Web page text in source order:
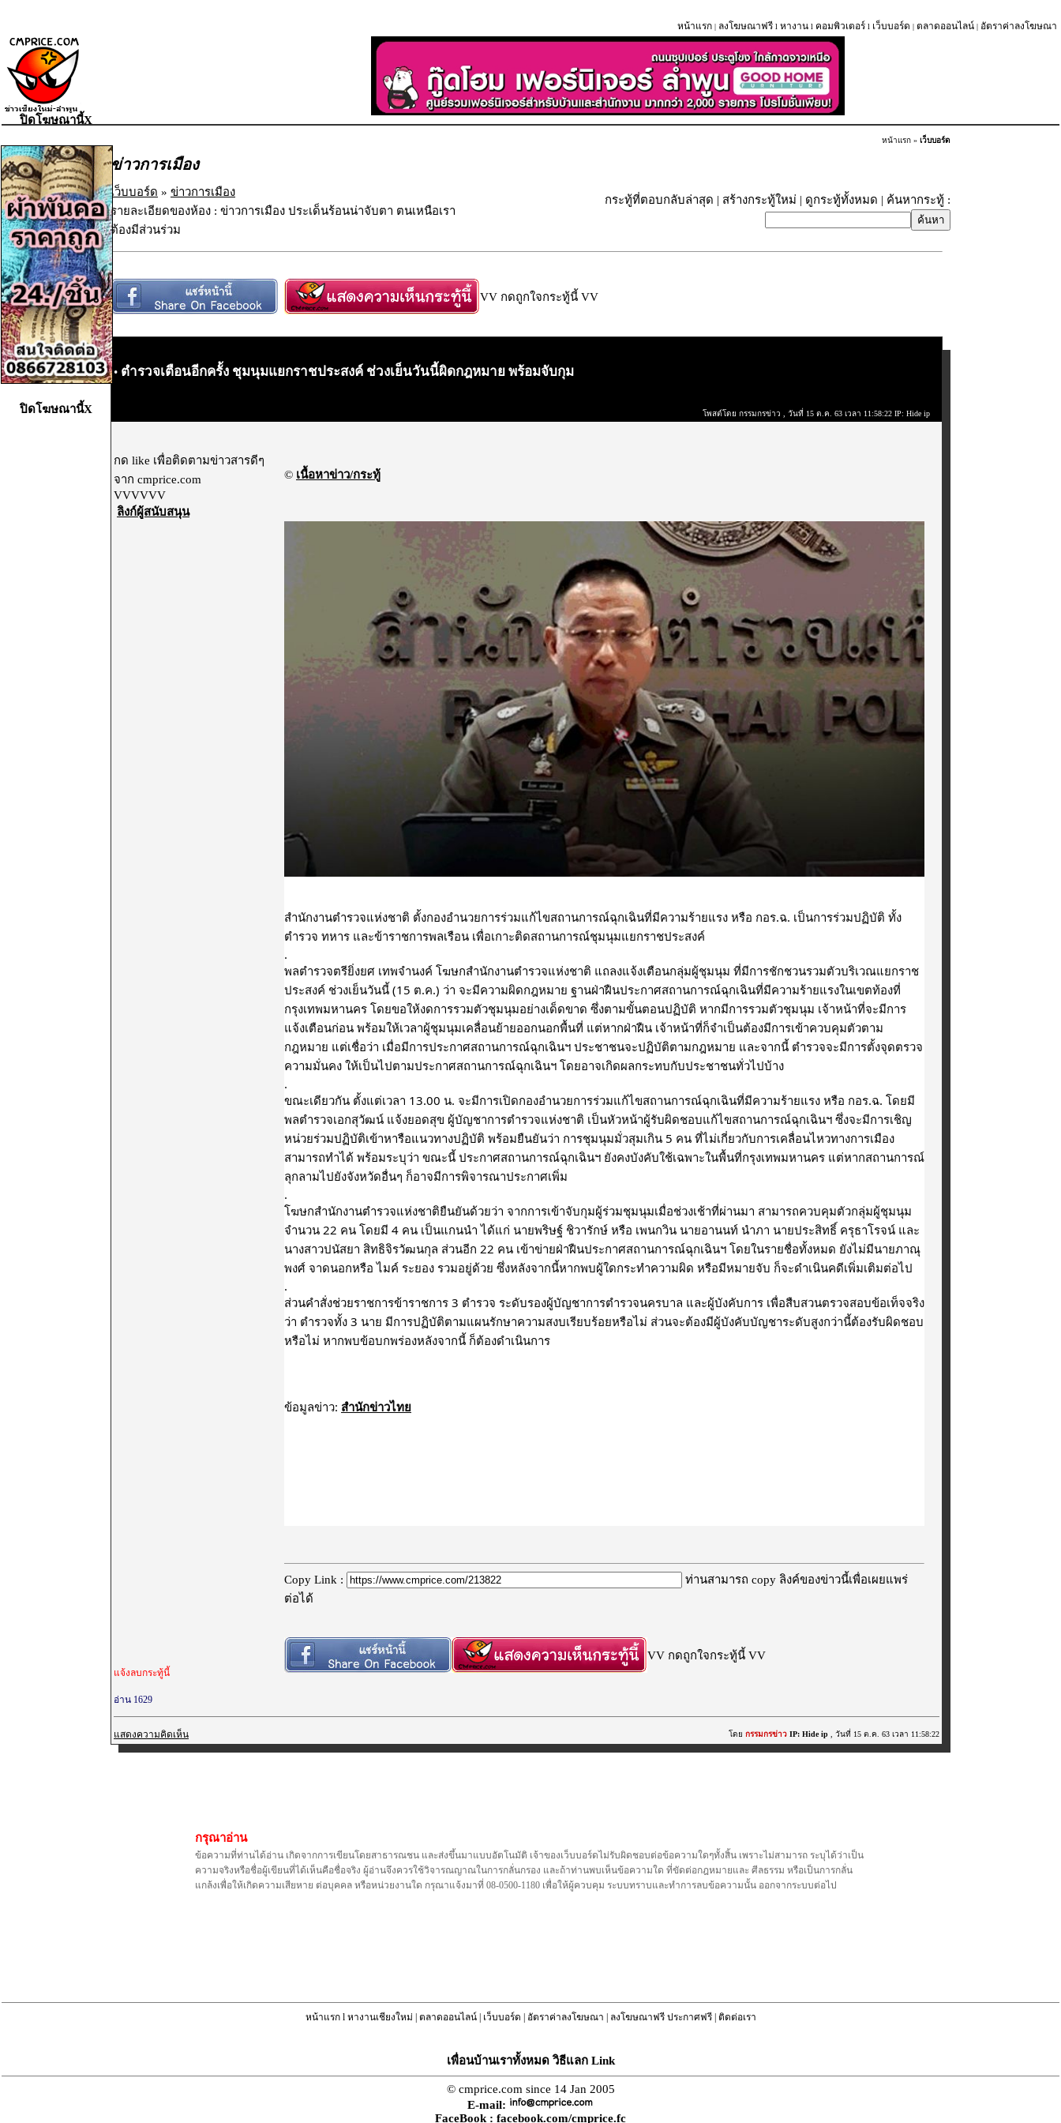
หน้าแรก | ลงโฆษณาฟรี l หางาน l คอมพิวเตอร์ l เว็บบอร์ด | ตลาดออนไลน์ | อัตราค่าลงโฆษณา
หน้าแรก » เว็บบอร์ด
ข่าวการเมือง
เว็บบอร์ด » ข่าวการเมือง
รายละเอียดของห้อง : ข่าวการเมือง ประเด็นร้อนน่าจับตา ตนเหนือเรา
ต้องมีส่วนร่วม
กระทู้ที่ตอบกลับล่าสุด | สร้างกระทู้ใหม่ | ดูกระทู้ทั้งหมด | ค้นหากระทู้ :
VV กดถูกใจกระทู้นี้ VV
• ตำรวจเตือนอีกครั้ง ชุมนุมแยกราชประสงค์ ช่วงเย็นวันนี้ผิดกฎหมาย พร้อมจับกุม
โพสต์โดย กรรมกรข่าว , วันที่ 15 ต.ค. 63 เวลา 11:58:22 IP: Hide ip
กด like เพื่อติดตามข่าวสารดีๆ
จาก cmprice.com
VVVVVV
ลิงก์ผู้สนับสนุน
© เนื้อหาข่าว/กระทู้
สํานักงานตํารวจแห่งชาติ ตั้งกองอำนวยการร่วมแก้ไขสถานการณ์ฉุกเฉินที่มีความร้ายแรง หรือ กอร.ฉ. เป็นการร่วมปฏิบัติ ทั้ง
ตำรวจ ทหาร และข้าราชการพลเรือน เพื่อเกาะติดสถานการณ์ชุมนุมแยกราชประสงค์
.
พลตำรวจตรียิ่งยศ เทพจำนงค์ โฆษกสำนักงานตำรวจแห่งชาติ แถลงแจ้งเตือนกลุ่มผู้ชุมนุม ที่มีการชักชวนรวมตัวบริเวณแยกราช
ประสงค์ ช่วงเย็นวันนี้ (15 ต.ค.) ว่า จะมีความผิดกฎหมาย ฐานฝ่าฝืนประกาศสถานการณ์ฉุกเฉินที่มีความร้ายแรงในเขตท้องที่
กรุงเทพมหานคร โดยขอให้งดการรวมตัวชุมนุมอย่างเด็ดขาด ซึ่งตามขั้นตอนปฏิบัติ หากมีการรวมตัวชุมนุม เจ้าหน้าที่จะมีการ
แจ้งเตือนก่อน พร้อมให้เวลาผู้ชุมนุมเคลื่อนย้ายออกนอกพื้นที่ แต่หากฝ่าฝืน เจ้าหน้าที่ก็จำเป็นต้องมีการเข้าควบคุมตัวตาม
กฎหมาย แต่เชื่อว่า เมื่อมีการประกาศสถานการณ์ฉุกเฉินฯ ประชาชนจะปฏิบัติตามกฎหมาย และจากนี้ ตำรวจจะมีการตั้งจุดตรวจ
ความมั่นคง ให้เป็นไปตามประกาศสถานการณ์ฉุกเฉินฯ โดยอาจเกิดผลกระทบกับประชาชนทั่วไปบ้าง
.
ขณะเดียวกัน ตั้งแต่เวลา 13.00 น. จะมีการเปิดกองอำนวยการร่วมแก้ไขสถานการณ์ฉุกเฉินที่มีความร้ายแรง หรือ กอร.ฉ. โดยมี
พลตำรวจเอกสุวัฒน์ แจ้งยอดสุข ผู้บัญชาการตำรวจแห่งชาติ เป็นหัวหน้าผู้รับผิดชอบแก้ไขสถานการณ์ฉุกเฉินฯ ซึ่งจะมีการเชิญ
หน่วยร่วมปฏิบัติเข้าหารือแนวทางปฏิบัติ พร้อมยืนยันว่า การชุมนุมมั่วสุมเกิน 5 คน ที่ไม่เกี่ยวกับการเคลื่อนไหวทางการเมือง
สามารถทำได้ พร้อมระบุว่า ขณะนี้ ประกาศสถานการณ์ฉุกเฉินฯ ยังคงบังคับใช้เฉพาะในพื้นที่กรุงเทพมหานคร แต่หากสถานการณ์
ลุกลามไปยังจังหวัดอื่นๆ ก็อาจมีการพิจารณาประกาศเพิ่ม
.
โฆษกสำนักงานตำรวจแห่งชาติยืนยันด้วยว่า จากการเข้าจับกุมผู้ร่วมชุมนุมเมื่อช่วงเช้าที่ผ่านมา สามารถควบคุมตัวกลุ่มผู้ชุมนุม
จำนวน 22 คน โดยมี 4 คน เป็นแกนนำ ได้แก่ นายพริษฐ์ ชิวารักษ์ หรือ เพนกวิน นายอานนท์ นำภา นายประสิทธิ์ ครุธาโรจน์ และ
นางสาวปนัสยา สิทธิจิรวัฒนกุล ส่วนอีก 22 คน เข้าข่ายฝ่าฝืนประกาศสถานการณ์ฉุกเฉินฯ โดยในรายชื่อทั้งหมด ยังไม่มีนายภาณุ
พงศ์ จาดนอกหรือ ไมค์ ระยอง รวมอยู่ด้วย ซึ่งหลังจากนี้หากพบผู้ใดกระทำความผิด หรือมีหมายจับ ก็จะดำเนินคดีเพิ่มเติมต่อไป
.
ส่วนคำสั่งช่วยราชการข้าราชการ 3 ตำรวจ ระดับรองผู้บัญชาการตำรวจนครบาล และผู้บังคับการ เพื่อสืบสวนตรวจสอบข้อเท็จจริง
ว่า ตำรวจทั้ง 3 นาย มีการปฏิบัติตามแผนรักษาความสงบเรียบร้อยหรือไม่ ส่วนจะต้องมีผู้บังคับบัญชาระดับสูงกว่านี้ต้องรับผิดชอบ
หรือไม่ หากพบข้อบกพร่องหลังจากนี้ ก็ต้องดำเนินการ
ข้อมูลข่าว: สำนักข่าวไทย
Copy Link :
ท่านสามารถ copy ลิงค์ของข่าวนี้เพื่อเผยแพร่
ต่อได้
VV กดถูกใจกระทู้นี้ VV
แจ้งลบกระทู้นี้
อ่าน 1629
แสดงความคิดเห็น โดย กรรมกรข่าว IP: Hide ip , วันที่ 15 ต.ค. 63 เวลา 11:58:22
กรุณาอ่าน
ข้อความที่ท่านได้อ่าน เกิดจากการเขียนโดยสาธารณชน และส่งขึ้นมาแบบอัตโนมัติ เจ้าของเว็บบอร์ดไม่รับผิดชอบต่อข้อความใดๆทั้งสิ้น เพราะไม่สามารถ ระบุได้ว่าเป็น
ความจริงหรือชื่อผู้เขียนที่ได้เห็นคือชื่อจริง ผู้อ่านจึงควรใช้วิจารณญาณในการกลั่นกรอง และถ้าท่านพบเห็นข้อความใด ที่ขัดต่อกฎหมายและ ศีลธรรม หรือเป็นการกลั่น
แกล้งเพื่อให้เกิดความเสียหาย ต่อบุคคล หรือหน่วยงานใด กรุณาแจ้งมาที่ 08-0500-1180 เพื่อให้ผู้ควบคุม ระบบทราบและทำการลบข้อความนั้น ออกจากระบบต่อไป
ปิดโฆษณานี้X
ปิดโฆษณานี้X
หน้าแรกl หางานเชียงใหม่ | ตลาดออนไลน์| เว็บบอร์ด | อัตราค่าลงโฆษณา | ลงโฆษณาฟรี ประกาศฟรี| ติดต่อเรา
เพื่อนบ้านเราทั้งหมด วิธีแลก Link
© cmprice.com since 14 Jan 2005
E-mail:
FaceBook : facebook.com/cmprice.fc